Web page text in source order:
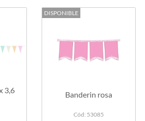
3,6
DISPONIBLE
Banderin rosa
Cód: 53085